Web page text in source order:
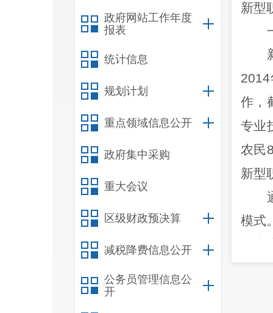
政府网站工作年度
报表
统计信息
规划计划
重点领域信息公开
政府集中采购
重大会议
区级财政预决算
减税降费信息公开
公务员管理信息公
开
新型
2014
作，
专业
农民
新型
模式